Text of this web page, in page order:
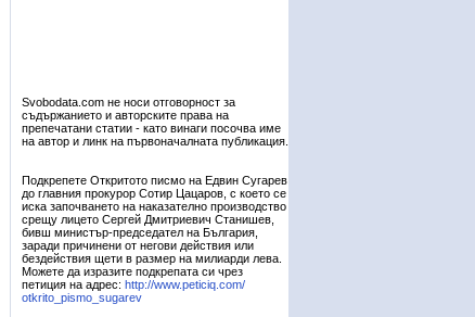
Svobodata.com не носи отговорност за
съдържанието и авторските права на
препечатани статии - като винаги посочва име
на автор и линк на първоначалната публикация.
Подкрепете Откритото писмо на Едвин Сугарев
до главния прокурор Сотир Цацаров, с което се
иска започването на наказателно производство
срещу лицето Сергей Дмитриевич Станишев,
бивш министър-председател на България,
заради причинени от негови действия или
бездействия щети в размер на милиарди лева.
Можете да изразите подкрепата си чрез
петиция на адрес: http://www.peticiq.com/
otkrito_pismo_sugarev